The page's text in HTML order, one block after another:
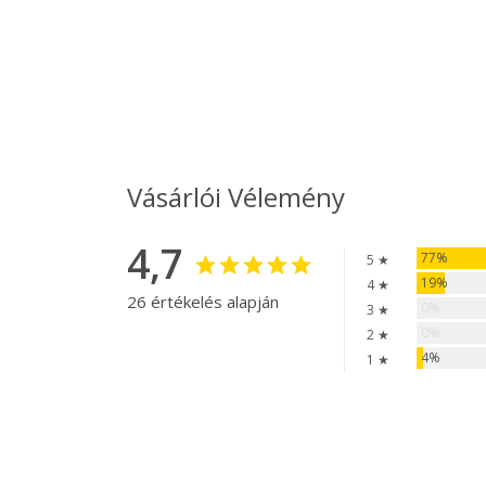
Vásárlói Vélemény
4,7
26 értékelés alapján
5 ★ 77%
4 ★
19%
3 ★
2 ★
1 ★
4%